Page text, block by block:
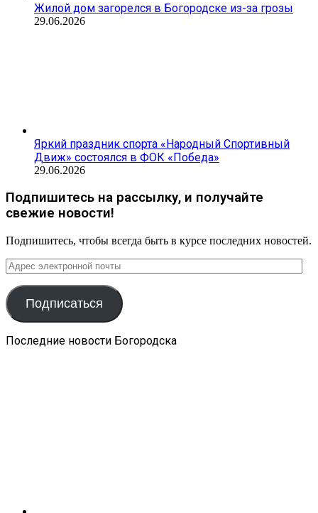
Жилой дом загорелся в Богородске из-за грозы
29.06.2026
Яркий праздник спорта «Народный Спортивный
Движ» состоялся в ФОК «Победа»
29.06.2026
Подпишитесь на рассылку, и получайте
свежие новости!
Подпишитесь, чтобы всегда быть в курсе последних новостей.
Адрес
электронной
почты
Подписаться
Последние новости Богородска